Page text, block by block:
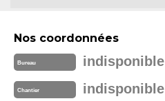
Nos coordonnées
Bureau indisponible
Chantier indisponible